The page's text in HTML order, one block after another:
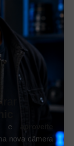
e
nova câmera